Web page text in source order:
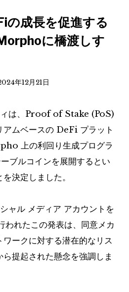
の成長を促進する
に橋渡しす
年12月21日
は、Proof of Stake (PoS)
アムベースの DeFi プラット
上の利回り生成プログラ
ブルコインを展開するとい
決定しました。
ャル メディア アカウントを
われたこの発表は、同意メカ
ークに対する潜在的なリス
提起された懸念を強調しま